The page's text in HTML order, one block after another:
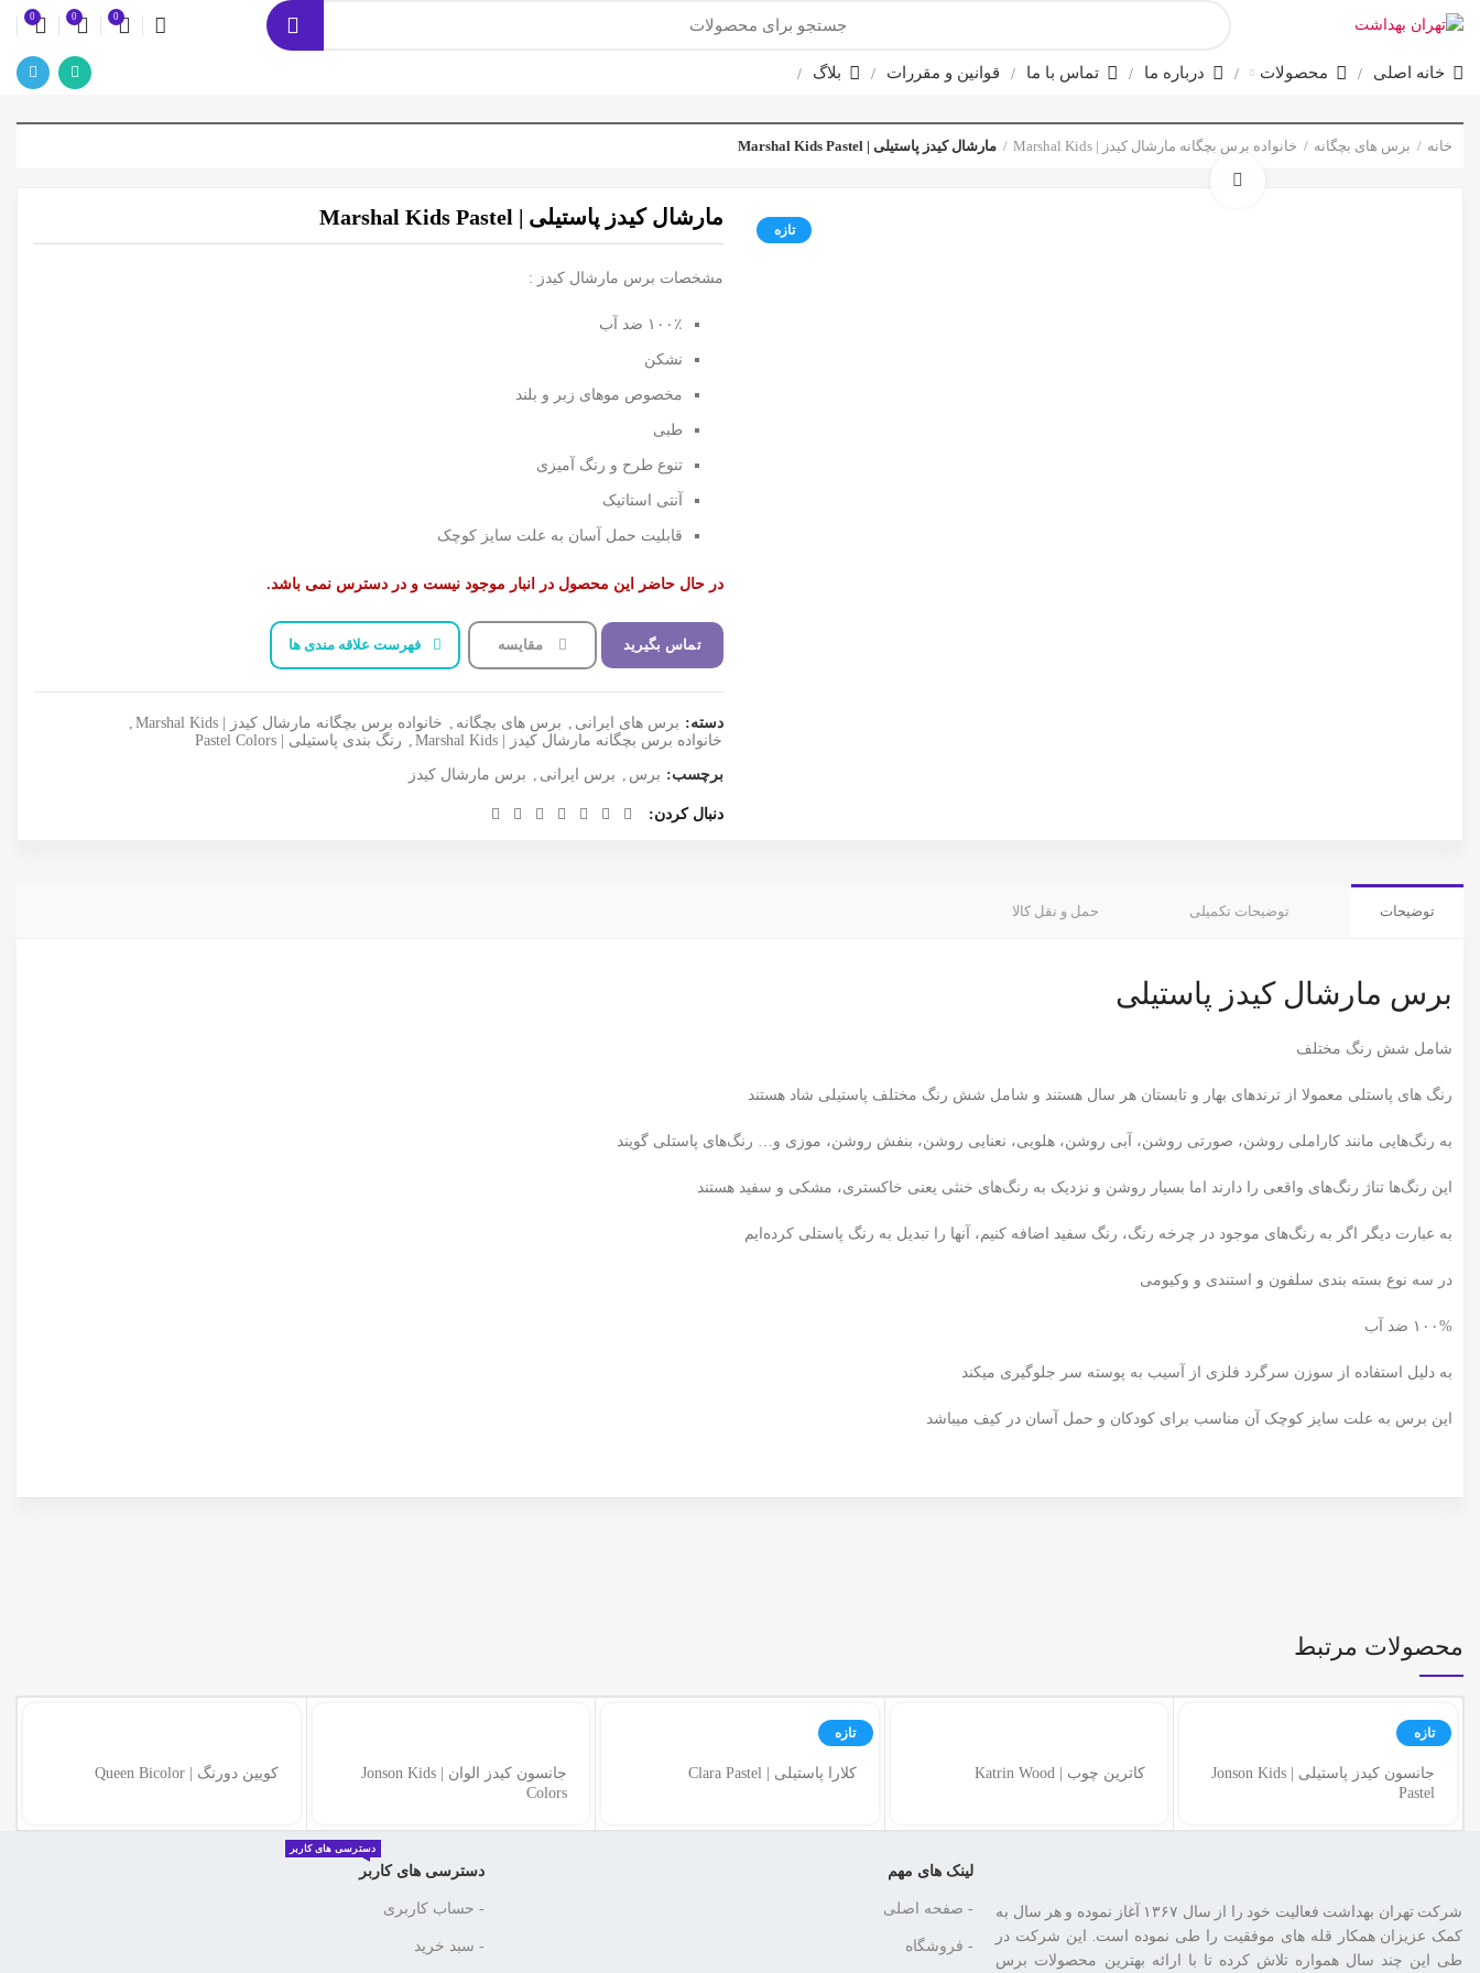
0
0
0
خانه اصلی محصولات درباره ما تماس با ما قوانین و مقررات بلاگ
خانه برس های بچگانه خانواده برس بچگانه مارشال کیدز | Marshal Kids مارشال کیدز پاستیلی | Marshal Kids Pastel
تازه
مارشال کیدز پاستیلی | Marshal Kids Pastel
مشخصات برس مارشال کیدز :
۱۰۰٪ ضد آب
نشکن
مخصوص موهای زبر و بلند
طبی
تنوع طرح و رنگ آمیزی
آنتی استاتیک
قابلیت حمل آسان به علت سایز کوچک
در حال حاضر این محصول در انبار موجود نیست و در دسترس نمی باشد.
تماس بگیرید مقایسه فهرست علاقه مندی ها
دسته: برس های ایرانی , برس های بچگانه , خانواده برس بچگانه مارشال کیدز | Marshal Kids
,
خانواده برس بچگانه مارشال کیدز | Marshal Kids
, رنگ بندی پاستیلی | Pastel Colors
برچسب: برس , برس ایرانی , برس مارشال کیدز
دنبال کردن
توضیحات توضیحات تکمیلی حمل و نقل کالا
برس مارشال کیدز پاستیلی
شامل شش رنگ مختلف
رنگ های پاستلی معمولا از ترندهای بهار و تابستان هر سال هستند و شامل شش رنگ مختلف پاستیلی شاد ﻫﺴﺘﻨﺪ
به رنگ‌هایی مانند کاراملی روشن، صورتی روشن، آبی روشن، هلویی، نعنایی روشن، بنفش روشن، موزی و… رنگ‌های پاستلی گویند
این رنگ‌ها تناژ رنگ‌های واقعی را دارند اما بسیار روشن و نزدیک به رنگ‌های خنثی یعنی خاکستری، مشکی و سفید هستند
به عبارت دیگر اگر به رنگ‌های موجود در چرخه رنگ، رنگ سفید اضافه کنیم، آنها را تبدیل به رنگ پاستلی کرده‌ایم
در سه نوع بسته بندی سلفون و استندی و وکیومی
۱۰۰% ضد آب
به دلیل استفاده از سوزن سرگرد فلزی از آسیب به پوسته سر جلوگیری میکند
این برس به علت سایز کوچک آن مناسب برای کودکان و حمل آسان در کیف میباشد
محصولات مرتبط
تازه
جانسون کیدز پاستیلی | Jonson Kids
Pastel
کاترین چوب | Katrin Wood
تازه
کلارا پاستیلی | Clara Pastel
جانسون کیدز الوان | Jonson Kids
Colors
کویین دورنگ | Queen Bicolor
شرکت تهران بهداشت فعالیت خود را از سال ۱۳۶۷ آغاز نموده و هر سال به
کمک عزیزان همکار قله های موفقیت را طی نموده است. این شرکت در
طی این چند سال همواره تلاش کرده تا با ارائه بهترین محصولات برس
لینک های مهم
- صفحه اصلی
- فروشگاه
دسترسی های کاربر
دسترسی های کاربر
- حساب کاربری
- سبد خرید